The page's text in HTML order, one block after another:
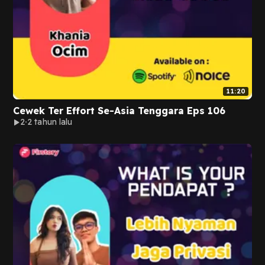
11:20
Cewek Ter Effort Se-Asia Tenggara Eps 106
2 2 tahun lalu